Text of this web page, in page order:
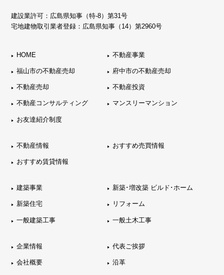
建設業許可：広島県知事（特-8）第31号
宅地建物取引業者登録：広島県知事（14）第2960号
HOME 不動産事業
福山市の不動産売却 府中市の不動産売却
不動産売却 不動産投資
不動産コンサルティング マンスリーマンション
お友達紹介制度
不動産情報 おすすめ売買情報
おすすめ賃貸情報
建築事業 新築･増改築 ビルド･ホーム
新築住宅 リフォーム
一般建築工事 一般土木工事
企業情報 代表ご挨拶
会社概要 沿革